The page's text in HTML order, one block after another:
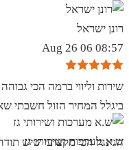
רונן ישראל
08:57 06 Aug 26
שירות וליווי ברמה הכי
ביגלל המחיר הזול חשבתי
הגינגל הכי מקצועי שיש
ש.א מערכות ושירותי גז